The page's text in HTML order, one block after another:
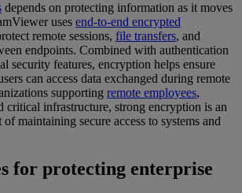
depends on protecting information as it moves
uses end-to-end encrypted
remote sessions, file transfers, and
endpoints. Combined with authentication
security features, encryption helps ensure
can access data exchanged during remote
supporting remote employees,
critical infrastructure, strong encryption is an
maintaining secure access to systems and
for protecting enterprise